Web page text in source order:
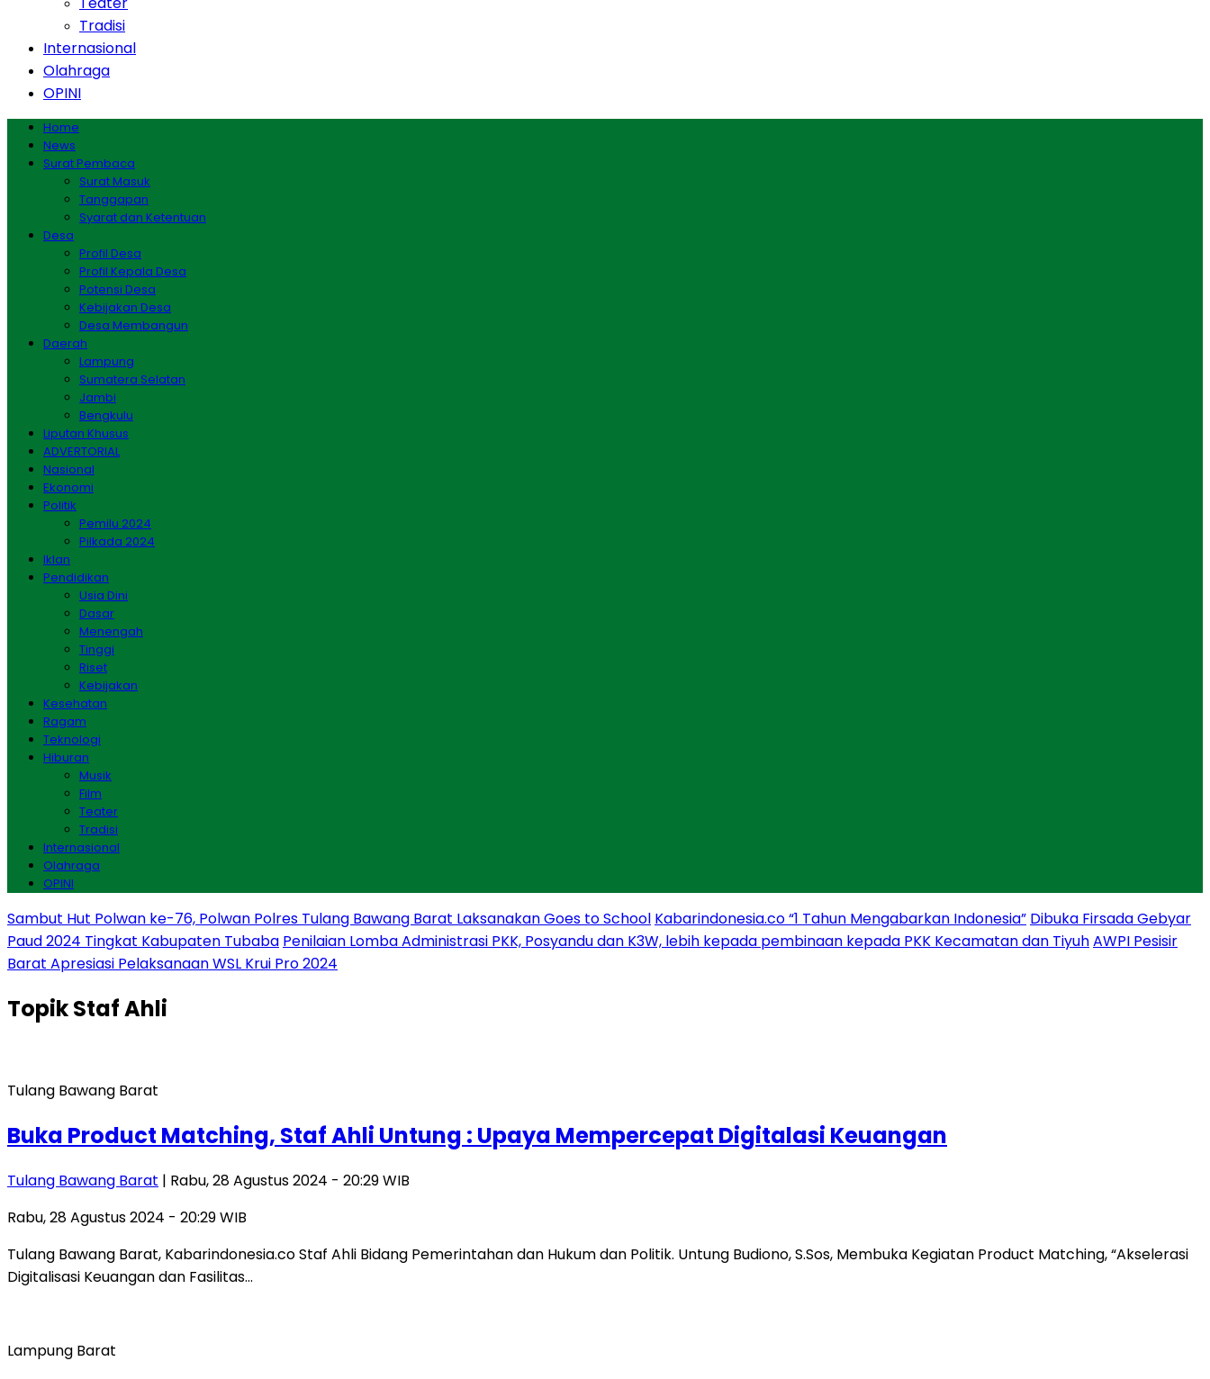
Tradisi
Internasional
Olahraga
OPINI
Home
News
Surat Pembaca
Surat Masuk
Tanggapan
Syarat dan Ketentuan
Desa
Profil Desa
Profil Kepala Desa
Potensi Desa
Kebijakan Desa
Desa Membangun
Daerah
Lampung
Sumatera Selatan
Jambi
Bengkulu
Liputan Khusus
ADVERTORIAL
Nasional
Ekonomi
Politik
Pemilu 2024
Pilkada 2024
Iklan
Pendidikan
Usia Dini
Dasar
Menengah
Tinggi
Riset
Kebijakan
Kesehatan
Ragam
Teknologi
Hiburan
Musik
Film
Teater
Tradisi
Internasional
Olahraga
OPINI
Sambut Hut Polwan ke-76, Polwan Polres Tulang Bawang Barat Laksanakan Goes to School Kabarindonesia.co “1 Tahun Mengabarkan Indonesia” Dibuka Firsada Gebyar
Paud 2024 Tingkat Kabupaten Tubaba Penilaian Lomba Administrasi PKK, Posyandu dan K3W, lebih kepada pembinaan kepada PKK Kecamatan dan TiyuhAWPI Pesisir
Barat Apresiasi Pelaksanaan WSL Krui Pro 2024
TopikStaf Ahli
Tulang Bawang Barat
Buka Product Matching, Staf Ahli Untung : Upaya Mempercepat Digitalasi Keuangan
Tulang Bawang Barat | Rabu, 28 Agustus 2024 - 20:29 WIB
Rabu, 28 Agustus 2024 - 20:29 WIB
Tulang Bawang Barat, Kabarindonesia.co Staf Ahli Bidang Pemerintahan dan Hukum dan Politik. Untung Budiono, S.Sos, Membuka Kegiatan Product Matching, “Akselerasi
Digitalisasi Keuangan dan Fasilitas…
Lampung Barat